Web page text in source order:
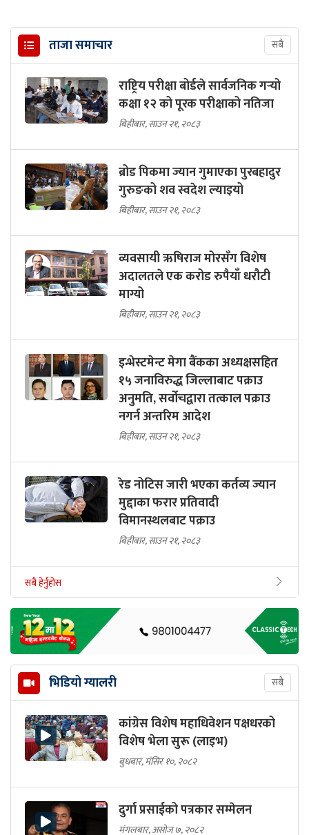
ताजा समाचार सबै
राष्ट्रिय परीक्षा बोर्डले सार्वजनिक गर्‍यो
कक्षा १२ को पूरक परीक्षाको नतिजा
बिहीबार, साउन २१, २०८३
ब्रोड पिकमा ज्यान गुमाएका पुरबहादुर
गुरुङको शव स्वदेश ल्याइयो
बिहीबार, साउन २१, २०८३
व्यवसायी ऋषिराज मोरसँग विशेष
अदालतले एक करोड रुपैयाँ धरौटी
माग्यो
बिहीबार, साउन २१, २०८३
इन्भेस्टमेन्ट मेगा बैंकका अध्यक्षसहित
१५ जनाविरुद्ध जिल्लाबाट पक्राउ
अनुमति, सर्वोचद्वारा तत्काल पक्राउ
नगर्न अन्तरिम आदेश
बिहीबार, साउन २१, २०८३
रेड नोटिस जारी भएका कर्तव्य ज्यान
मुद्दाका फरार प्रतिवादी
विमानस्थलबाट पक्राउ
बिहीबार, साउन २१, २०८३
सबै हेर्नुहोस
भिडियो ग्यालरी सबै
कांग्रेस विशेष महाधिवेशन पक्षधरको
विशेष भेला सुरू (लाइभ)
बुधबार, मंसिर १०, २०८२
दुर्गा प्रसाईको पत्रकार सम्मेलन
मंगलबार, असोज ७, २०८२